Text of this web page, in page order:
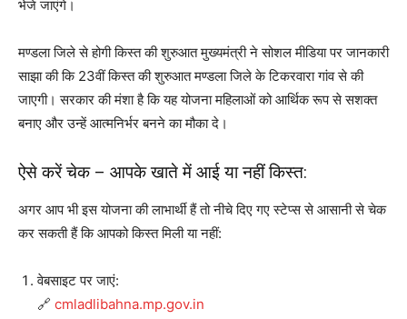
भेजे जाएंगे।
मण्डला जिले से होगी किस्त की शुरुआत मुख्यमंत्री ने सोशल मीडिया पर जानकारी
साझा की कि 23वीं किस्त की शुरुआत मण्डला जिले के टिकरवारा गांव से की
जाएगी। सरकार की मंशा है कि यह योजना महिलाओं को आर्थिक रूप से सशक्त
बनाए और उन्हें आत्मनिर्भर बनने का मौका दे।
ऐसे करें चेक – आपके खाते में आई या नहीं किस्त:
अगर आप भी इस योजना की लाभार्थी हैं तो नीचे दिए गए स्टेप्स से आसानी से चेक
कर सकती हैं कि आपको किस्त मिली या नहीं:
वेबसाइट पर जाएं:
🔗 cmladlibahna.mp.gov.in